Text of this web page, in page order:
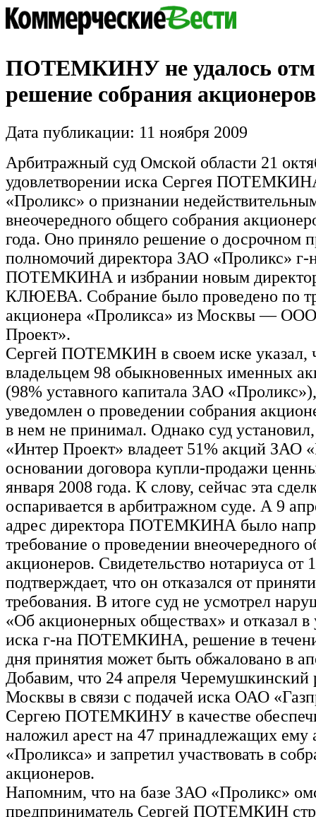
ПОТЕМКИНУ не удалось
решение собрания акционеров
Дата публикации: 11 ноября 2009
Арбитражный суд Омской области 21
удовлетворении иска Сергея
«Проликс» о признании
внеочередного общего собрания
года. Оно приняло решение о досрочном
полномочий директора ЗАО «Проликс» г-
ПОТЕМКИНА и избрании новым
КЛЮЕВА. Собрание было проведено по
акционера «Проликса» из Москвы —
Проект».
Сергей ПОТЕМКИН в своем иске указал,
владельцем 98 обыкновенных именных
(98% уставного капитала ЗАО
уведомлен о проведении собрания
в нем не принимал. Однако суд
«Интер Проект» владеет 51% акций ЗАО
основании договора купли-продажи
января 2008 года. К слову, сейчас эта
оспаривается в арбитражном суде. А 9
адрес директора ПОТЕМКИНА было
требование о проведении внеочередного
акционеров. Свидетельство нотариуса от
подтверждает, что он отказался от
требования. В итоге суд не усмотрел
«Об акционерных обществах» и отказал в
иска г-на ПОТЕМКИНА, решение в
дня принятия может быть обжаловано в
Добавим, что 24 апреля Черемушкинский
Москвы в связи с подачей иска ОАО
Сергею ПОТЕМКИНУ в качестве
наложил арест на 47 принадлежащих ему
«Проликса» и запретил участвовать в
акционеров.
Напомним, что на базе ЗАО «Проликс»
предприниматель Сергей ПОТЕМКИН